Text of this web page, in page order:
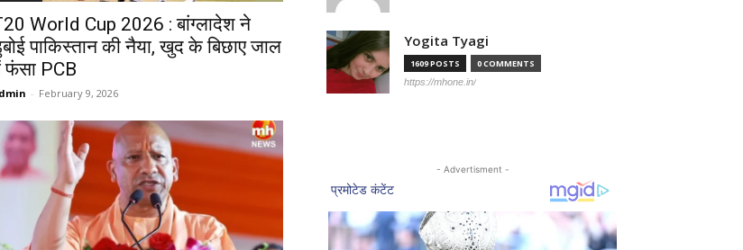
World Cup 2026 : बांग्लादेश ने
पाकिस्तान की नैया, खुद के बिछाए जाल
फंसा PCB
- February 9, 2026
Yogita Tyagi
1609 POSTS 0 COMMENTS
https://mhone.in/
- Advertisment -